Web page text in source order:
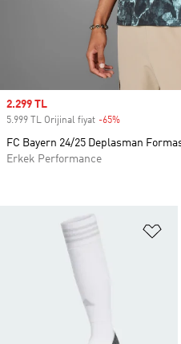
Sale price
2.299 TL
5.999 TL Orijinal fiyat -65%
FC Bayern 24/25 Deplasman
Erkek Performance